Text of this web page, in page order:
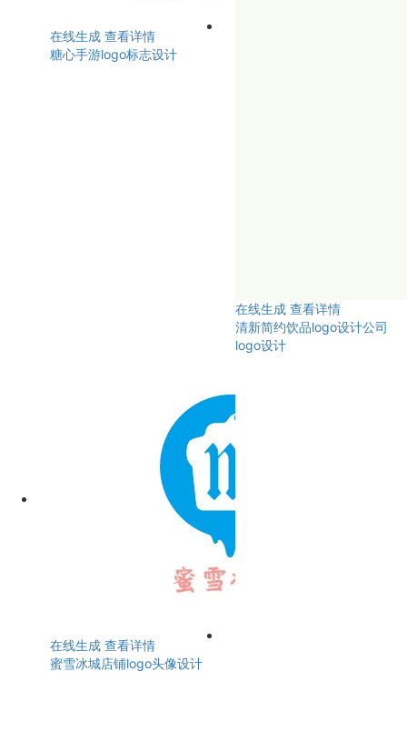
在线生成 查看详情
糖心手游logo标志设计
在线生成 查看详情
清新简约饮品logo设计公司
logo设计
在线生成 查看详情
蜜雪冰城店铺logo头像设计